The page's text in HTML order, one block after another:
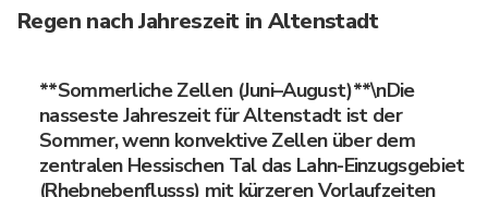
Regen nach Jahreszeit in Altenstadt
**Sommerliche Zellen (Juni–August)**\nDie
nasseste Jahreszeit für Altenstadt ist der
Sommer, wenn konvektive Zellen über dem
zentralen Hessischen Tal das Lahn-Einzugsgebiet
(Rhebnebenflusss) mit kürzeren Vorlaufzeiten